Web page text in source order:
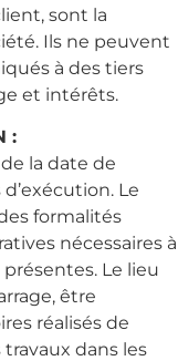
sont la
Ils ne peuvent
à des tiers
et intérêts.
:
la date de
Le
formalités
nécessaires à
Le lieu
être
réalisés de
dans les